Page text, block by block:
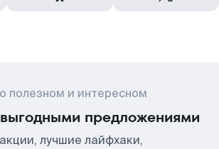
полезном и интересном
предложениями
лучшие лайфхаки,